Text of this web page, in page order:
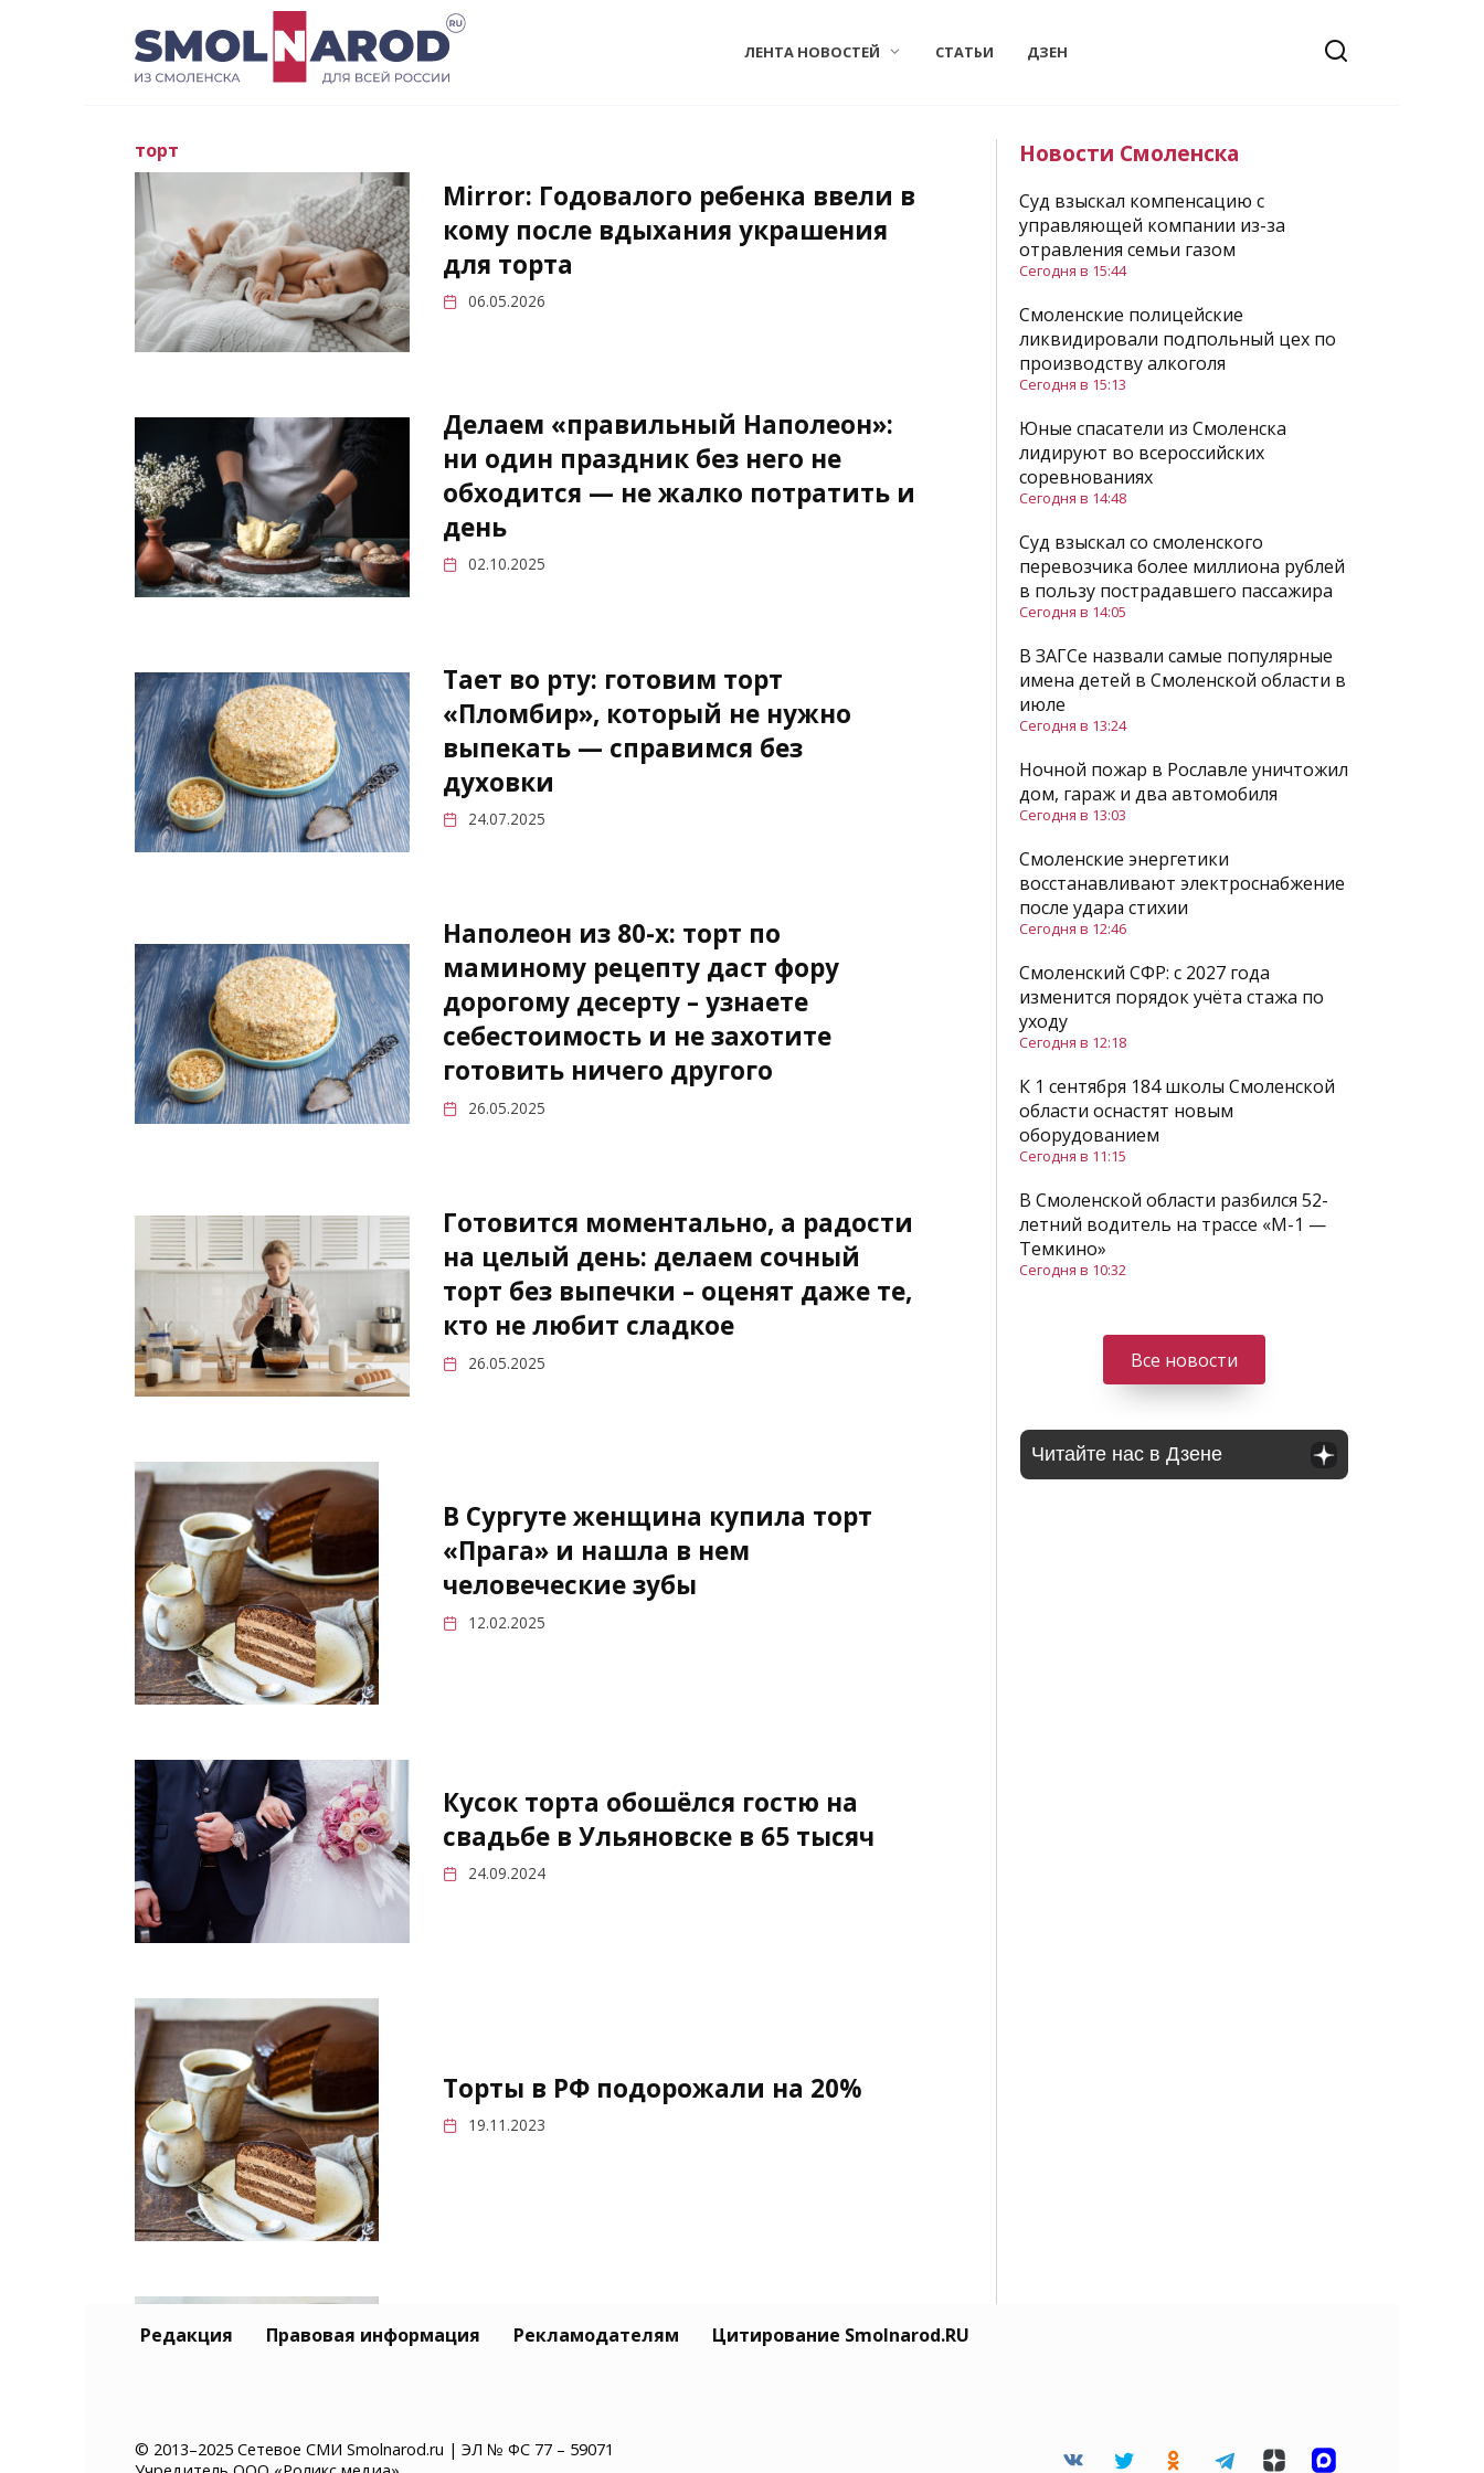
ЛЕНТА НОВОСТЕЙ СТАТЬИ ДЗЕН
торт
Mirror: Годовалого ребенка ввели в
кому после вдыхания украшения
для торта
06.05.2026
Делаем «правильный Наполеон»:
ни один праздник без него не
обходится — не жалко потратить и
день
02.10.2025
Тает во рту: готовим торт
«Пломбир», который не нужно
выпекать — справимся без
духовки
24.07.2025
Наполеон из 80-х: торт по
маминому рецепту даст фору
дорогому десерту – узнаете
себестоимость и не захотите
готовить ничего другого
26.05.2025
Готовится моментально, а радости
на целый день: делаем сочный
торт без выпечки – оценят даже те,
кто не любит сладкое
26.05.2025
В Сургуте женщина купила торт
«Прага» и нашла в нем
человеческие зубы
12.02.2025
Кусок торта обошёлся гостю на
свадьбе в Ульяновске в 65 тысяч
24.09.2024
Торты в РФ подорожали на 20%
19.11.2023
23.10.2023
Новости Смоленска
Суд взыскал компенсацию с
управляющей компании из-за
отравления семьи газом
Сегодня в 15:44
Смоленские полицейские
ликвидировали подпольный цех по
производству алкоголя
Сегодня в 15:13
Юные спасатели из Смоленска
лидируют во всероссийских
соревнованиях
Сегодня в 14:48
Суд взыскал со смоленского
перевозчика более миллиона рублей
в пользу пострадавшего пассажира
Сегодня в 14:05
В ЗАГСе назвали самые популярные
имена детей в Смоленской области в
июле
Сегодня в 13:24
Ночной пожар в Рославле уничтожил
дом, гараж и два автомобиля
Сегодня в 13:03
Смоленские энергетики
восстанавливают электроснабжение
после удара стихии
Сегодня в 12:46
Смоленский СФР: c 2027 года
изменится порядок учёта стажа по
уходу
Сегодня в 12:18
К 1 сентября 184 школы Смоленской
области оснастят новым
оборудованием
Сегодня в 11:15
В Смоленской области разбился 52-
летний водитель на трассе «М-1 —
Темкино»
Сегодня в 10:32
Все новости
Читайте нас в Дзене
Редакция Правовая информация Рекламодателям Цитирование Smolnarod.RU
© 2013–2025 Сетевое СМИ Smolnarod.ru | ЭЛ № ФС 77 – 59071